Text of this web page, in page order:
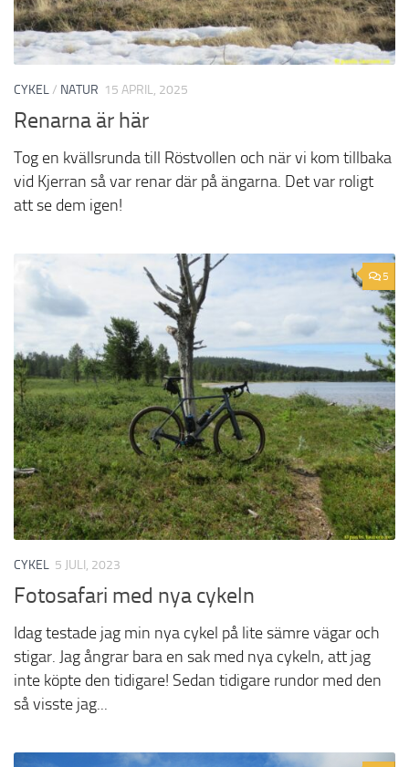
CYKEL/ NATUR 15 APRIL, 2025
Renarna är här
Tog en kvällsrunda till Röstvollen och när vi kom tillbaka
vid Kjerran så var renar där på ängarna. Det var roligt
att se dem igen!
5
CYKEL 5 JULI, 2023
Fotosafari med nya cykeln
Idag testade jag min nya cykel på lite sämre vägar och
stigar. Jag ångrar bara en sak med nya cykeln, att jag
inte köpte den tidigare! Sedan tidigare rundor med den
så visste jag...